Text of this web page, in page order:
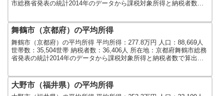
市総務省発表の統計2014年のデータから課税対象所得と納税者数で
舞鶴市（京都府）の平均所得
舞鶴市（京都府）の平均所得 平均所得：277.8万円 人口：88,669人
世帯数：35,504世帯 納税者数：36,406人 所在地：京都府舞鶴市総務
省発表の統計2014年のデータから課税対象所得と納税者数で算出し
大野市（福井県）の平均所得